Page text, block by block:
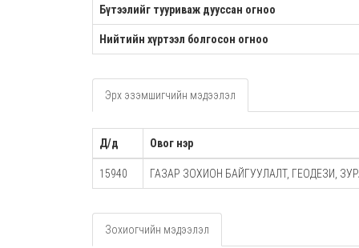
Бүтээлийг тууриваж дууссан огноо
Нийтийн хүртээл болгосон огноо
Эрх эзэмшигчийн мэдээлэл
Д/д Овог нэр
15940 ГАЗАР ЗОХИОН БАЙГУУЛАЛТ, ГЕОДЕЗИ,
Зохиогчийн мэдээлэл